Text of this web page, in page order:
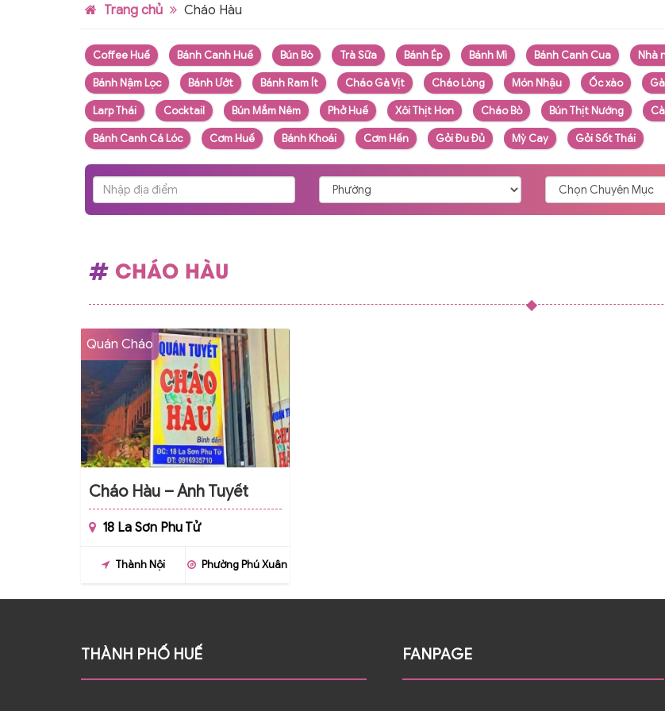
Trang chủ Cháo Hàu
Coffee Huế Bánh Canh Huế Bún Bò Trà Sữa Bánh Ép Bánh Mì Bánh Canh Cua Nhà
Bánh Nậm Lọc Bánh Ướt Bánh Ram Ít Cháo Gà Vịt Cháo Lòng Món Nhậu Ốc xào
Larp Thái Cocktail Bún Mắm Nêm Phở Huế Xôi Thịt Hon Cháo Bò Bún Thịt Nướng
Bánh Canh Cá Lóc Cơm Huế Bánh Khoái Cơm Hến Gỏi Đu Đủ Mỳ Cay Gỏi Sốt Thái
CHÁO HÀU
Quán Cháo
Cháo Hàu – Ánh Tuyết
18 La Sơn Phu Tử
Thành Nội Phường Phú Xuân
THÀNH PHỐ HUẾ FANPAGE